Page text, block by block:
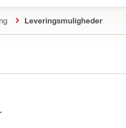
Leveringsmuligheder